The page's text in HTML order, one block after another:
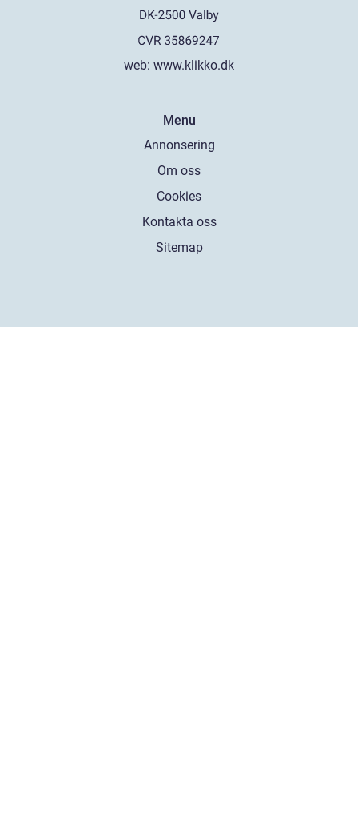
web: www.klikko.dk
Menu
Annonsering
Om oss
Cookies
Kontakta oss
Sitemap